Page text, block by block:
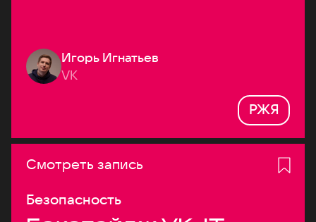
Игорь Игнатьев
VK
РЖЯ
Смотреть запись
Безопасность